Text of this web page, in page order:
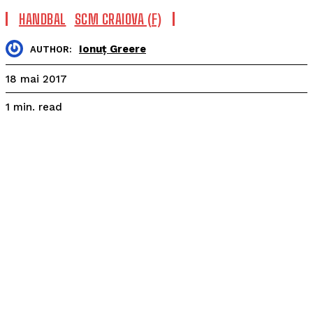
HANDBAL SCM CRAIOVA (F)
AUTHOR: Ionuț Greere
18 mai 2017
1 min. read